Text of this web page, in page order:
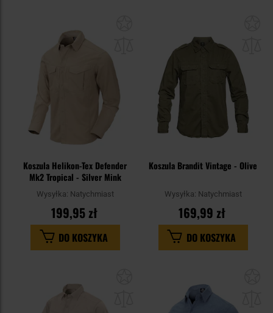
schowka
Koszula Helikon-Tex Defender
Mk2 Tropical - Silver Mink
Wysyłka: Natychmiast
199,95 zł
DO KOSZYKA
Koszula Brandit Vintage - Olive
Wysyłka: Natychmiast
169,99 zł
DO KOSZYKA